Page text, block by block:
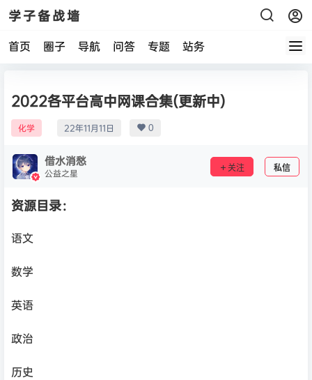
学子备战墙
首页 圈子 导航 问答 专题 站务
2022各平台高中网课合集(更新中)
化学 22年11月11日 0
借水消愁
公益之星 关注 私信
资源目录：
语文
数学
英语
政治
历史